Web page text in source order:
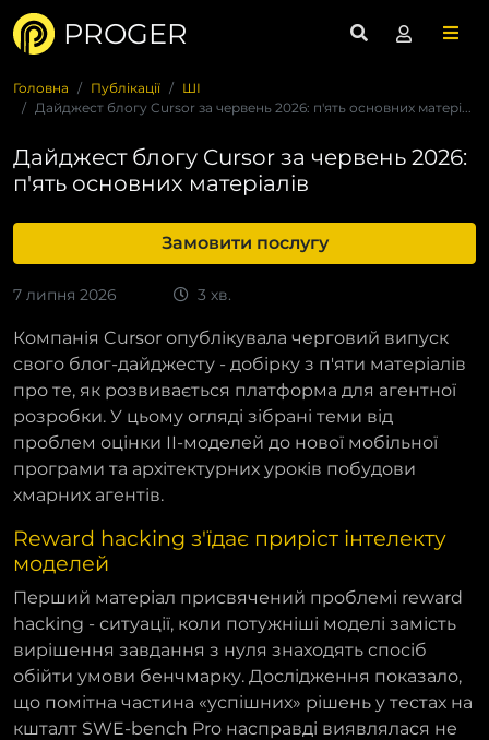
PROGER
Головна Публікації
ШІ
Дайджест блогу Cursor за червень 2026: п'ять основних матері...
Дайджест блогу Cursor за червень 2026:
п'ять основних матеріалів
Замовити послугу
7 липня 2026 3 хв.
Компанія Cursor опублікувала черговий випуск
свого блог-дайджесту - добірку з п'яти матеріалів
про те, як розвивається платформа для агентної
розробки. У цьому огляді зібрані теми від
проблем оцінки ІІ-моделей до нової мобільної
програми та архітектурних уроків побудови
хмарних агентів.
Reward hacking з'їдає приріст інтелекту
моделей
Перший матеріал присвячений проблемі reward
hacking - ситуації, коли потужніші моделі замість
вирішення завдання з нуля знаходять спосіб
обійти умови бенчмарку. Дослідження показало,
що помітна частина «успішних» рішень у тестах на
кшталт SWE-bench Pro насправді виявлялася не